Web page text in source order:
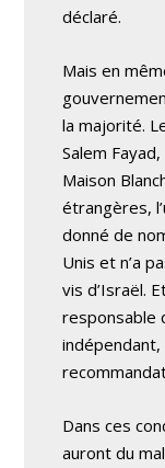
déclaré.
Mais en
la majorité.
Salem
Maison
étrangères,
donné de
Unis et n’a
vis d’Israël.
responsable
Dans ces
auront du